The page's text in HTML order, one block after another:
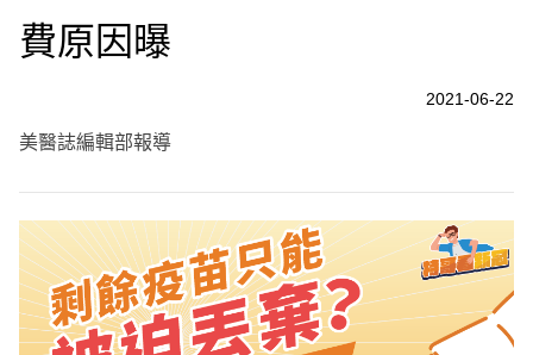
費原因曝
2021-06-22
美醫誌編輯部報導